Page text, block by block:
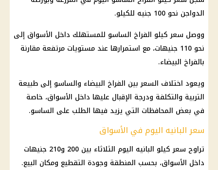
الدواجن نحو 100 جنيه للكيلو.
ووصل سعر كيلو الفراخ الساسو للمستهلك داخل الأسواق إلى
نحو 110 جنيهات، مع استمرارها عند مستويات مرتفعة مقارنة
بالفراخ البيضاء.
ويعود اختلاف السعر بين الفراخ البيضاء والساسو إلى طبيعة
التربية والتكلفة ودرجة الإقبال عليها داخل الأسواق، خاصة
في بعض المحافظات التي يزيد فيها الطلب على الساسو.
سعر البانيه اليوم في الأسواق
تراوح سعر كيلو البانيه اليوم الثلاثاء بين 200 و210 جنيهات
داخل الأسواق، بحسب المنطقة وجودة التقطيع ومكان البيع.